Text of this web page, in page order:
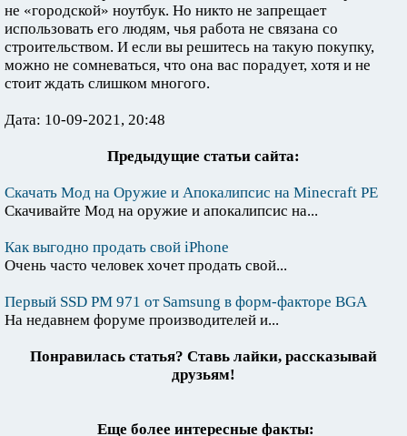
не «городской» ноутбук. Но никто не запрещает
использовать его людям, чья работа не связана со
строительством. И если вы решитесь на такую покупку,
можно не сомневаться, что она вас порадует, хотя и не
стоит ждать слишком многого.
Дата: 10-09-2021, 20:48
Предыдущие статьи сайта:
Скачать Мод на Оружие и Апокалипсис на Minecraft PE
Скачивайте Мод на оружие и апокалипсис на...
Как выгодно продать свой iPhone
Очень часто человек хочет продать свой...
Первый SSD PM 971 от Samsung в форм-факторе BGA
На недавнем форуме производителей и...
Понравилась статья? Ставь лайки, рассказывай
друзьям!
Еще более интересные факты: